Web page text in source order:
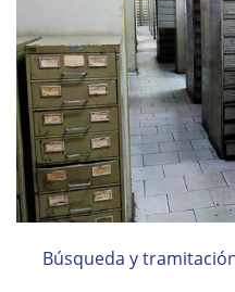
Búsqueda y